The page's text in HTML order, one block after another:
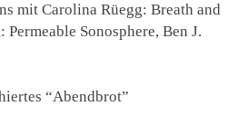
mit Carolina Rüegg:Breath and
Permeable Sonosphere,Ben J.
“Abendbrot”